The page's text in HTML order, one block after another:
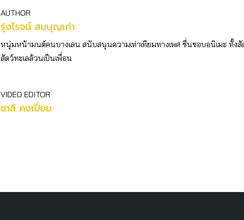
AUTHOR
รุ่งโรจน์ สมบุญเก่า
หนุ่มหน้ามนต์คนบางเลน สนับสนุนความเท่าเทียมทางเพศ ชื่นชอบอนิเมะ ทั้งสั
สัตว์ทะเลล้วนเป็นเพื่อน
VIDEO EDITOR
ชาลี คงเปี่ยม